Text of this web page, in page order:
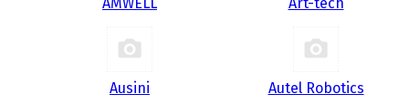
Ausini Autel Robotics